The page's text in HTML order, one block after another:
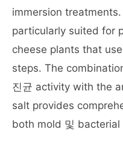
immersion
particularly suited for
cheese plants that
steps. The
진균 activity with the
salt provides
both mold 및 bacterial